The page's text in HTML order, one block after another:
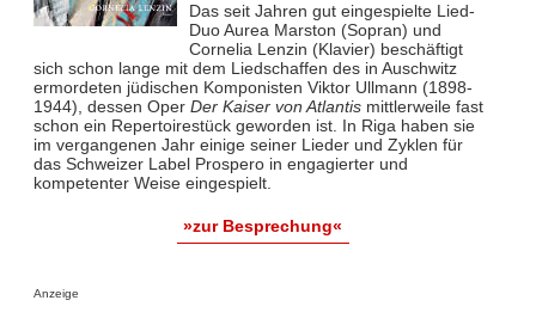
Das seit Jahren gut eingespielte Lied-
Duo Aurea Marston (Sopran) und
Cornelia Lenzin (Klavier) beschäftigt
sich schon lange mit dem Liedschaffen des in Auschwitz
ermordeten jüdischen Komponisten Viktor Ullmann (1898-
1944), dessen Oper Der Kaiser von Atlantismittlerweile fast
schon ein Repertoirestück geworden ist. In Riga haben sie
im vergangenen Jahr einige seiner Lieder und Zyklen für
das Schweizer Label Prospero in engagierter und
kompetenter Weise eingespielt.
»zur Besprechung«
Anzeige